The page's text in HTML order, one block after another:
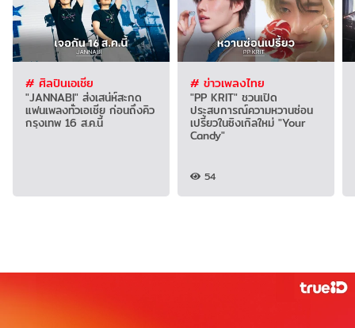
# ศิลปินเอเชีย
"JANNABI" ส่งเสน่ห์สะกด
แฟนเพลงทั่วเอเชีย ก่อนถึงคิว
กรุงเทพ 16 ส.ค.นี้
# ข่าวเพลงไทย
"PP KRIT" ชวนเปิด
ประสบการณ์ความหวานซ่อน
เปรี้ยวในซิงเกิลใหม่ "Your
Candy"
54